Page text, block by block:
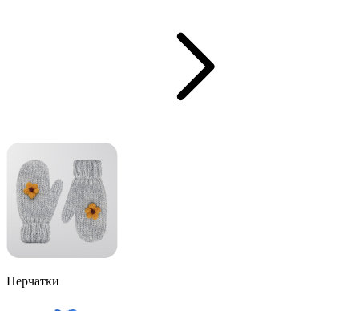
Перчатки